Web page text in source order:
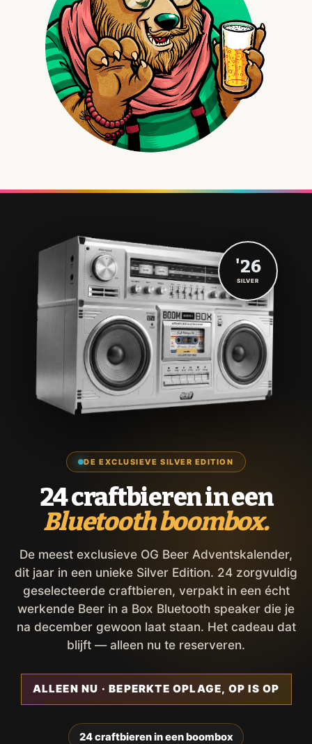
DE EXCLUSIEVE SILVER EDITION
24 craftbieren in een
Bluetooth boombox.
De meest exclusieve OG Beer Adventskalender,
dit jaar in een unieke Silver Edition. 24 zorgvuldig
geselecteerde craftbieren, verpakt in een écht
werkende Beer in a Box Bluetooth speaker die je
na december gewoon laat staan. Het cadeau dat
blijft — alleen nu te reserveren.
ALLEEN NU · BEPERKTE OPLAGE, OP IS OP
24 craftbieren in een boombox
'26
SILVER